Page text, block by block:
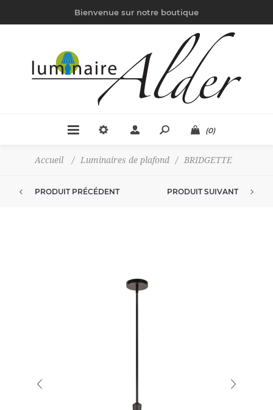
Bienvenue sur notre boutique
(0)
Accueil / Luminaires de plafond / BRIDGETTE
PRODUIT PRÉCÉDENT PRODUIT SUIVANT